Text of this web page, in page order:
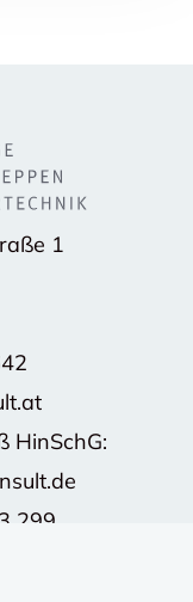
1
HinSchG:
299